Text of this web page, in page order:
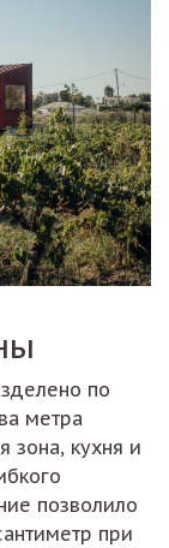
по
метра
зона, кухня и
позволило
при